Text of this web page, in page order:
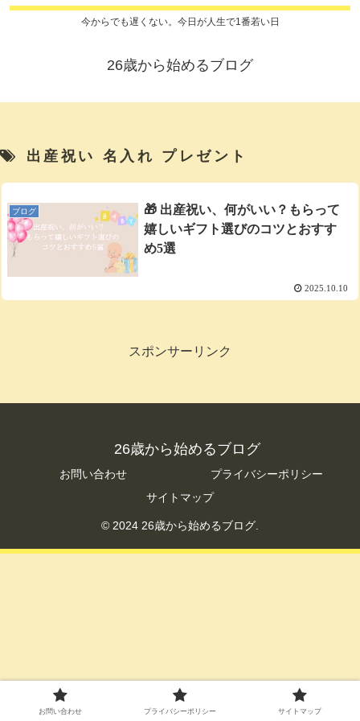
今からでも遅くない。今日が人生で1番若い日
26歳から始めるブログ
出産祝い 名入れ プレゼント
ブログ
🎁 出産祝い、何がいい？もらって
嬉しいギフト選びのコツとおすす
め5選
2025.10.10
スポンサーリンク
26歳から始めるブログ
お問い合わせ
プライバシーポリシー
サイトマップ
© 2024 26歳から始めるブログ.
お問い合わせ プライバシーポリシー サイトマップ